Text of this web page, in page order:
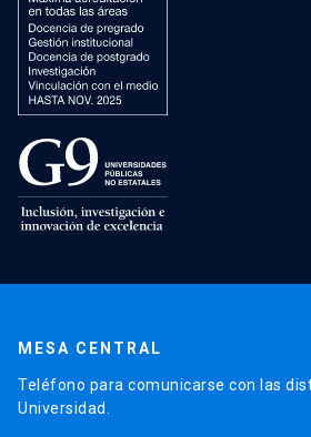
MESA CENTRAL
Teléfono para comunicarse con las
Universidad.